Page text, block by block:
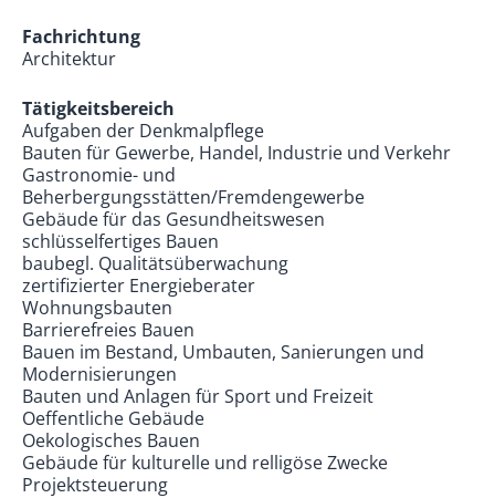
Fachrichtung
Architektur
Tätigkeitsbereich
Aufgaben der Denkmalpflege
Bauten für Gewerbe, Handel, Industrie und Verkehr
Gastronomie- und
Beherbergungsstätten/Fremdengewerbe
Gebäude für das Gesundheitswesen
schlüsselfertiges Bauen
baubegl. Qualitätsüberwachung
zertifizierter Energieberater
Wohnungsbauten
Barrierefreies Bauen
Bauen im Bestand, Umbauten, Sanierungen und
Modernisierungen
Bauten und Anlagen für Sport und Freizeit
Oeffentliche Gebäude
Oekologisches Bauen
Gebäude für kulturelle und relligöse Zwecke
Projektsteuerung